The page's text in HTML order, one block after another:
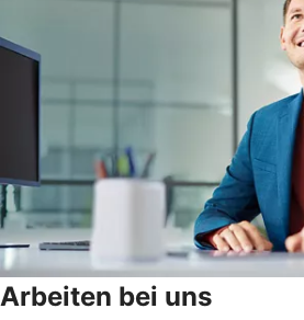
Arbeiten bei uns